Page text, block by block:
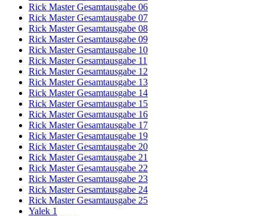
Rick Master Gesamtausgabe 06
Rick Master Gesamtausgabe 07
Rick Master Gesamtausgabe 08
Rick Master Gesamtausgabe 09
Rick Master Gesamtausgabe 10
Rick Master Gesamtausgabe 11
Rick Master Gesamtausgabe 12
Rick Master Gesamtausgabe 13
Rick Master Gesamtausgabe 14
Rick Master Gesamtausgabe 15
Rick Master Gesamtausgabe 16
Rick Master Gesamtausgabe 17
Rick Master Gesamtausgabe 19
Rick Master Gesamtausgabe 20
Rick Master Gesamtausgabe 21
Rick Master Gesamtausgabe 22
Rick Master Gesamtausgabe 23
Rick Master Gesamtausgabe 24
Rick Master Gesamtausgabe 25
Yalek 1